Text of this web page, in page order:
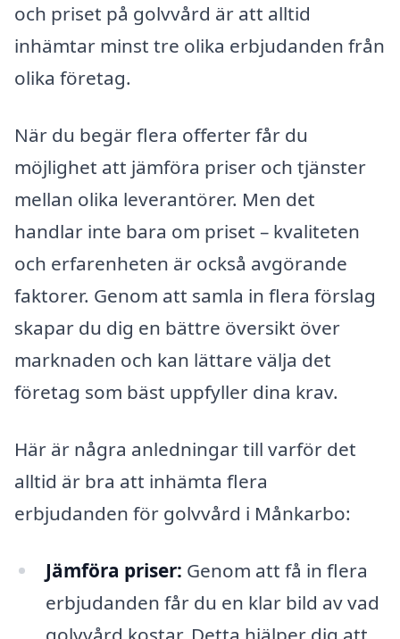
och priset på golvvård är att alltid
inhämtar minst tre olika erbjudanden från
olika företag.
När du begär flera offerter får du
möjlighet att jämföra priser och tjänster
mellan olika leverantörer. Men det
handlar inte bara om priset – kvaliteten
och erfarenheten är också avgörande
faktorer. Genom att samla in flera förslag
skapar du dig en bättre översikt över
marknaden och kan lättare välja det
företag som bäst uppfyller dina krav.
Här är några anledningar till varför det
alltid är bra att inhämta flera
erbjudanden för golvvård i Månkarbo:
Jämföra priser: Genom att få in flera
erbjudanden får du en klar bild av vad